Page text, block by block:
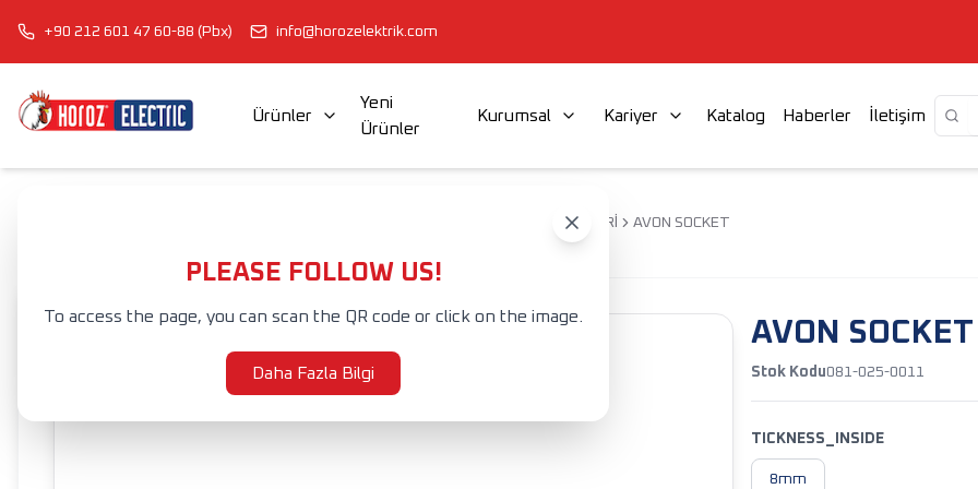
+90 212 601 47 60-88 (Pbx) info@horozelektrik.com
Ürünler
Yeni
Ürünler
Kurumsal Kariyer Katalog Haberler İletişim
PLEASE FOLLOW US!
To access the page, you can scan the QR code or click on the image.
Daha Fazla Bilgi
SOKET SETLERİ AVON SOCKET
AVON SOCKET
Stok Kodu081-025-0011
TICKNESS_INSIDE
8mm